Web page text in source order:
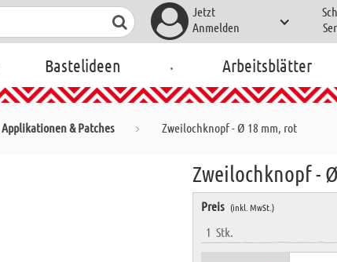
Jetzt
Anmelden
Bastelideen . Arbeitsblätter
& Patches Zweilochknopf - Ø 18 mm, rot
Zweilochknopf -
Preis (inkl. MwSt.)
1Stk.